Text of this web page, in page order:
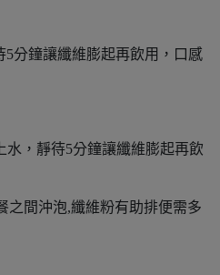
5分鐘讓纖維膨起再飲用，口感
水，靜待5分鐘讓纖維膨起再飲
之間沖泡,纖維粉有助排便需多